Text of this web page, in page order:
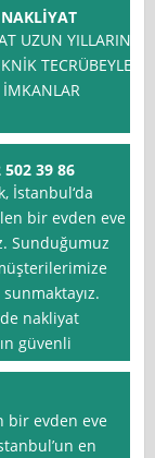
UZUN YILLARIN
TECRÜBEYLE
İMKANLAR
39 86
İstanbul‘da
bir evden eve
Sunduğumuz
nakliyat
güvenli
bir evden eve
en